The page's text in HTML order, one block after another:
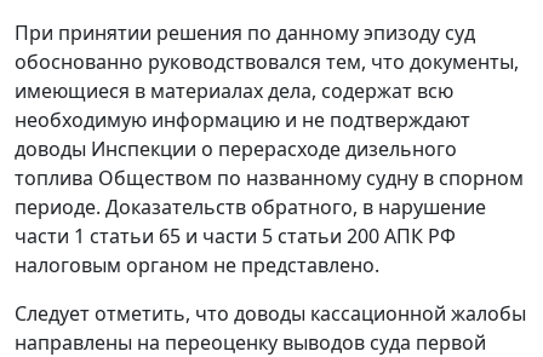
При принятии решения по данному эпизоду суд
обоснованно руководствовался тем, что документы,
имеющиеся в материалах дела, содержат всю
необходимую информацию и не подтверждают
доводы Инспекции о перерасходе дизельного
топлива Обществом по названному судну в спорном
периоде. Доказательств обратного, в нарушение
части 1 статьи 65 и части 5 статьи 200АПК РФ
налоговым органом не представлено.
Следует отметить, что доводы кассационной жалобы
направлены на переоценку выводов суда первой